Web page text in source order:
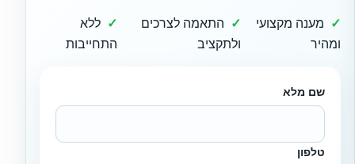
מענה מקצועי
ומהיר
התאמה לצרכים
ולתקציב
ללא
התחייבות
שם מלא
טלפון